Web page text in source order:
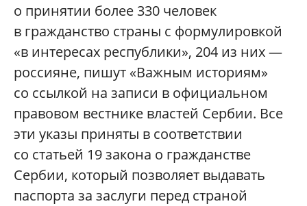
о принятии более 330 человек
в гражданство страны с формулировкой
«в интересах республики», 204 из них —
россияне, пишут «Важным историям»
со ссылкой на записи в официальном
правовом вестнике властей Сербии. Все
эти указы приняты в соответствии
со статьей 19 закона о гражданстве
Сербии, который позволяет выдавать
паспорта за заслуги перед страной